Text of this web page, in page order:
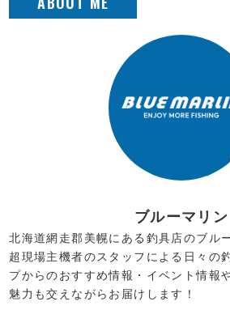
ブルーマリン
北海道網走郡美幌にある釣具店のブル
超現場主機者のスタッフによる日々の
プからのおすすめ情報・イベント情報
魅力も交えながらお届けします！